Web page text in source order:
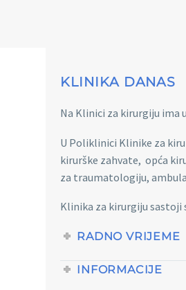
KLINIKA DANAS
Na Klinici za kirurgiju ima
U Poliklinici Klinike za
kirurške zahvate, opća
za traumatologiju,
Klinika za kirurgiju sastoji
RADNO VRIJEME
INFORMACIJE